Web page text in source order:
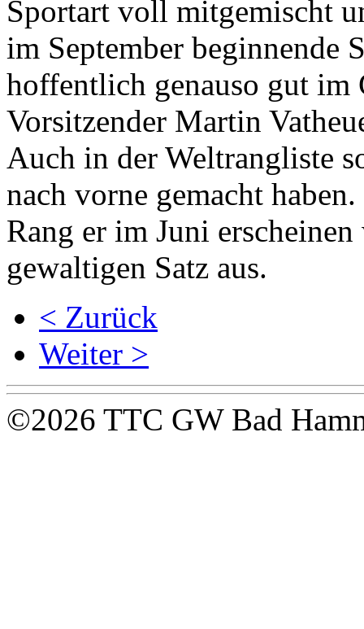
Sportart voll mitgemischt
im September beginnende
hoffentlich genauso gut
Vorsitzender Martin
Auch in der Weltrangliste
nach vorne gemacht
Rang er im Juni
gewaltigen Satz aus.
< Zurück
Weiter >
©2026 TTC GW Bad